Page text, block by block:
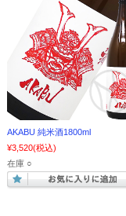
AKABU 純米酒1800ml
¥3,520(税込)
在庫 ○